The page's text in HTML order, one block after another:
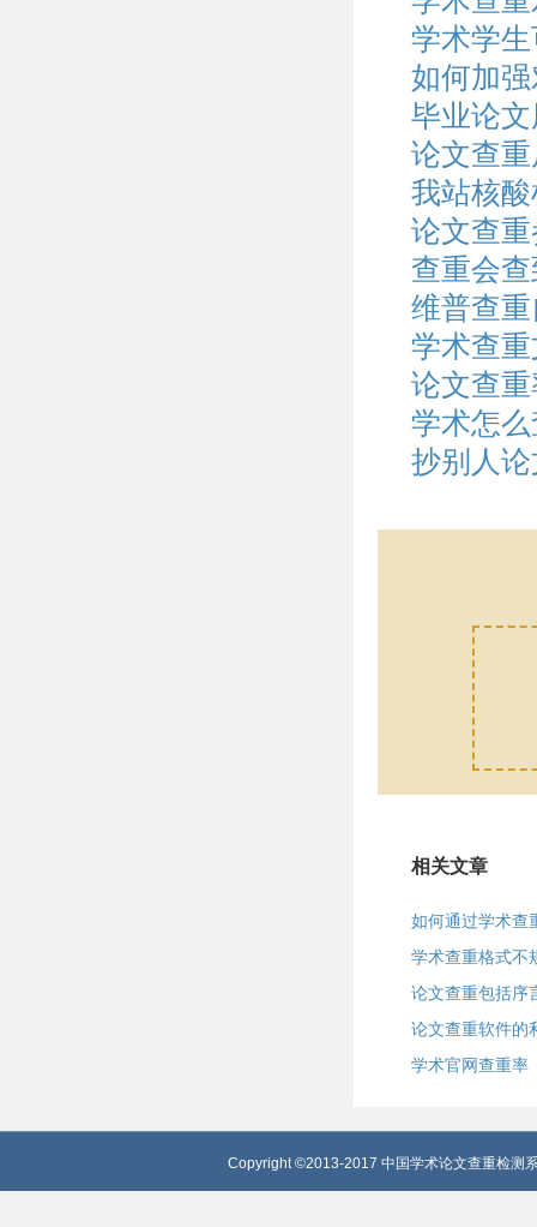
学术学
如何加
毕业论
论文查
我站核
论文查
查重会
维普查
学术查
论文查
学术怎
抄别人
相关文章
如何通过学术查
学术查重格式不
论文查重包括序
论文查重软件的
学术官网查重率
Copyright ©2013-2017 中国学术论文查重检